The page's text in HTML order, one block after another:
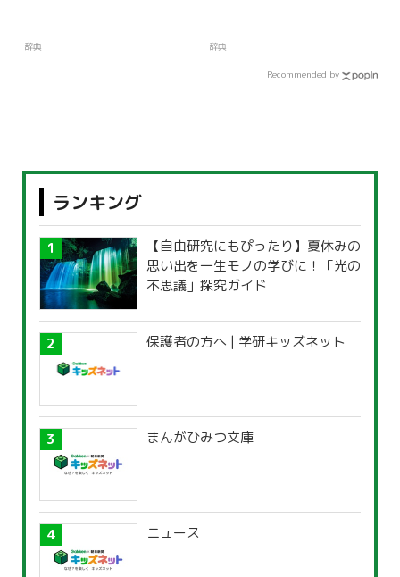
辞典 辞典
Recommended by
ランキング
【自由研究にもぴったり】夏休みの
思い出を一生モノの学びに！「光の
不思議」探究ガイド
保護者の方へ | 学研キッズネット
まんがひみつ文庫
ニュース